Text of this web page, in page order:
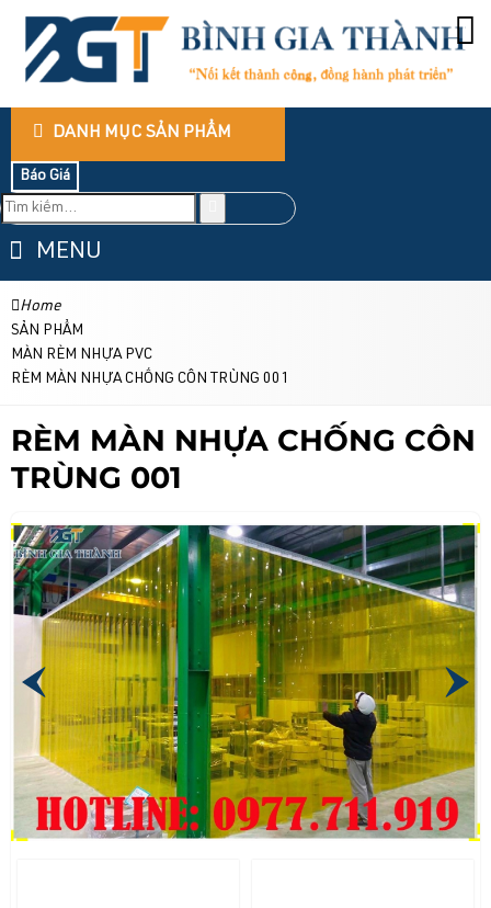
DANH MỤC SẢN PHẨM
Báo Giá
MENU
Home
SẢN PHẨM
MÀN RÈM NHỰA PVC
RÈM MÀN NHỰA CHỐNG CÔN TRÙNG 001
RÈM MÀN NHỰA CHỐNG CÔN
TRÙNG 001